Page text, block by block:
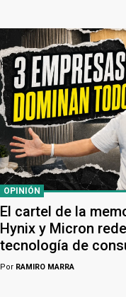
OPINIÓN
El cartel de la
Hynix y Micron
tecnología de
Por RAMIRO MARRA